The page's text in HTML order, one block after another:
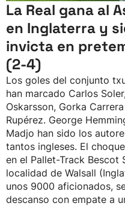
La Real gana al
en Inglaterra y
invicta en
(2-4)
Los goles del conjunto
han marcado Carlos
Oskarsson, Gorka
Rupérez. George
Madjo han sido los
tantos ingleses. El
en el Pallet-Track Bescot
localidad de Walsall
unos 9000 aficionados,
descanso con empate a